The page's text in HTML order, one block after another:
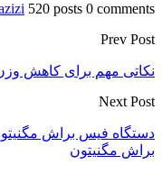
520 posts 0 comments
Prev Post
نکاتی مهم برای کاهش وزن
Next Post
دستگاه فیس براش
براش مگنیتون